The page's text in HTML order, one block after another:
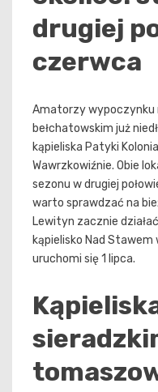
drugiej
czerwca
Amatorzy wypoczynku
bełchatowskim już
kąpieliska Patyki
Wawrzkowiźnie. Obie
sezonu w drugiej
warto sprawdzać na
Lewityn zacznie
kąpielisko Nad
uruchomi się 1 lipca.